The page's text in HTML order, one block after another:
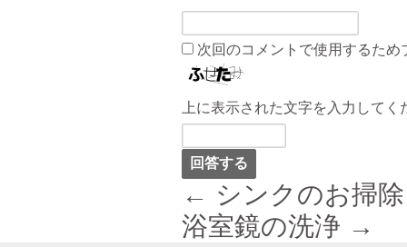
次回のコメントで使用するた
上に表示された文字を入力してく
← シンクのお掃除
浴室鏡の洗浄 →